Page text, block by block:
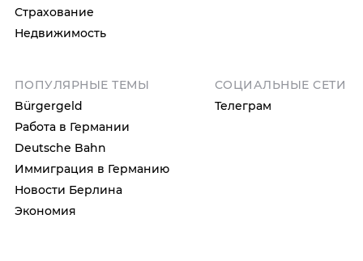
Страхование
Недвижимость
ПОПУЛЯРНЫЕ ТЕМЫ
Bürgergeld
Работа в Германии
Deutsche Bahn
Иммиграция в Германию
Новости Берлина
Экономия
СОЦИАЛЬНЫЕ СЕТИ
Телеграм